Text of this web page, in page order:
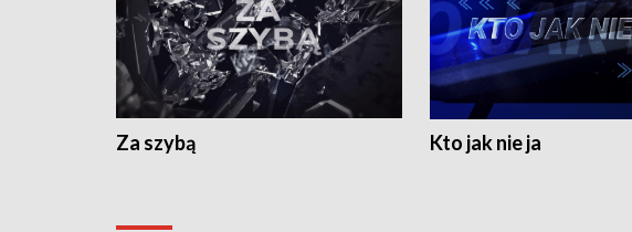
Za szybą Kto jak nie ja